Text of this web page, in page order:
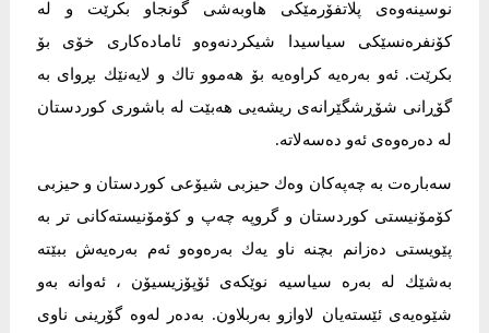
نوسینەوەی پلاتفۆرمێكی هاوبەشی گونجاو بكرێت و لە
كۆنفرەنسێكی سیاسیدا شیكردنەوەو ئامادەكاری خۆی بۆ
بكرێت. ئەو بەرەیە كراوەیە بۆ هەموو تاك و لایەنێك بڕوای بە
گۆڕانی شۆڕشگێرانەی ریشەیی هەبێت لە باشوری كوردستان
لە دەرەوەی ئەو دەسەلاتە.
سەبارەت بە چەپەكان وەك حیزبی شیۆعی كوردستان و حیزبی
كۆمۆنیستی كوردستان و گروپە چەپ و كۆمۆنیستەكانی تر بە
پێویستی دەزانم بچنە ناو یەك بەرەوەو ئەم بەرەیەش ببێتە
بەشێك لە بەرە سیاسیە نوێكەی ئۆپۆزیسیۆن ، ئەوانە بەو
شێوەیەی ئێستەیان لاوازو بەربلاون. بەدەر لەوە گۆرینی ناوی